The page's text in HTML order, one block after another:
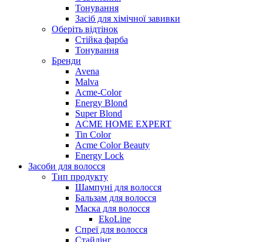
Тонування
Засіб для хімічної завивки
Оберіть відтінок
Стійка фарба
Тонування
Бренди
Avena
Malva
Acme-Color
Energy Blond
Super Blond
ACME HOME EXPERT
Tin Color
Acme Color Beauty
Energy Lock
Засоби для волосся
Тип продукту
Шампуні для волосся
Бальзам для волосся
Маска для волосся
EkoLine
Спреї для волосся
Стайлінг